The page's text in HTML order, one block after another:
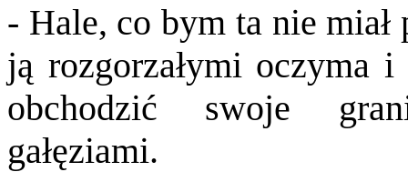
- Hale, co bym ta nie
ją rozgorzałymi oczyma
obchodzić swoje
gałęziami.